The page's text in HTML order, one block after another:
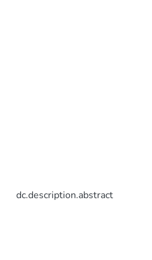
dc.description.abstract